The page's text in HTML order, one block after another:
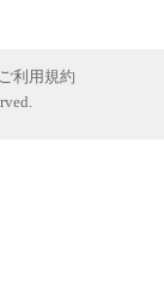
ご利用規約